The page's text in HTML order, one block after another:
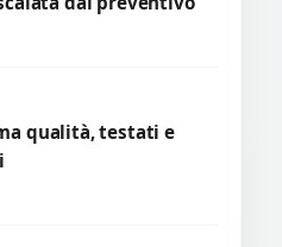
qualità, testati e